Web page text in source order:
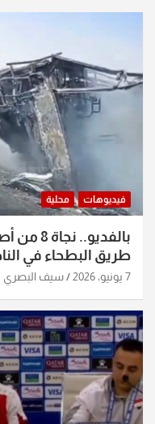
فيديوهات محلية
طريق البطحاء في
7 يونيو، 2026 سيف البصري